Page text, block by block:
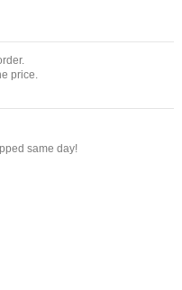
price.
same day!